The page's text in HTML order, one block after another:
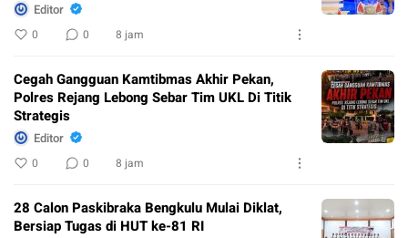
Editor
0 0 8 jam
Cegah Gangguan Kamtibmas Akhir Pekan,
Polres Rejang Lebong Sebar Tim UKL Di Titik
Strategis
Editor
0 0 8 jam
28 Calon Paskibraka Bengkulu Mulai Diklat,
Bersiap Tugas di HUT ke-81 RI